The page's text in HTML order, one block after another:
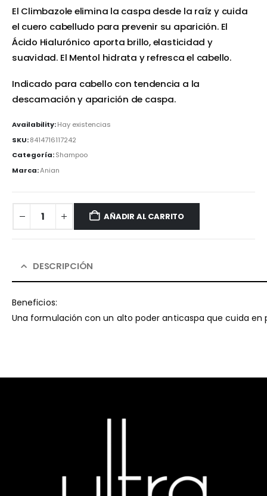
El Climbazole elimina la caspa desde la raíz y cuida
el cuero cabelludo para prevenir su aparición. El
Ácido Hialurónico aporta brillo, elasticidad y
suavidad. El Mentol hidrata y refresca el cabello.
Indicado para cabello con tendencia a la
descamación y aparición de caspa.
Availability:Hay existencias
SKU:8414716117242
Categoría:Shampoo
Marca:Anian
AÑADIR AL CARRITO
DESCRIPCIÓN
Beneficios:
Una formulación con un alto poder anticaspa que cuida